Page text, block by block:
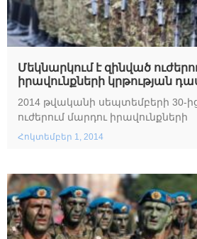
Մեկնարկում է զինված
իրավունքների կրթության
Հոկտեմբեր 1, 2014
2014 թվականի սեպտեմբերի 30-
ուժերում մարդու իրավունքների